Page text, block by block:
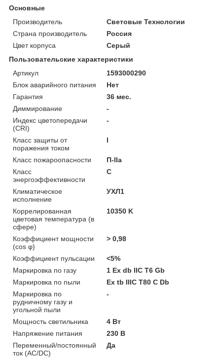
Основные
Производитель
Световые Технологии
Страна производитель
Россия
Цвет корпуса
Серый
Пользовательские характеристики
Артикул
1593000290
Блок аварийного питания
Нет
Гарантия
36 мес.
Диммирование
-
Индекс цветопередачи
(CRI)
-
Класс защиты от
поражения током
I
Класс пожароопасности
П-ІІа
Класс
энергоэффективности
C
Климатическое
исполнение
УХЛ1
Коррелированная
цветовая температура (в
сфере)
10350 K
Коэффициент мощности
(cos φ)
> 0,98
Коэффициент пульсации
<5%
Маркировка по газу
1 Ex db IIC T6 Gb
Маркировка по пыли
Ex tb IIIC T80 C Db
Маркировка по
рудничному газу и
угольной пыли
-
Мощность светильника
4 Вт
Напряжение питания
230 В
Переменный/постоянный
ток (AC/DC)
Да